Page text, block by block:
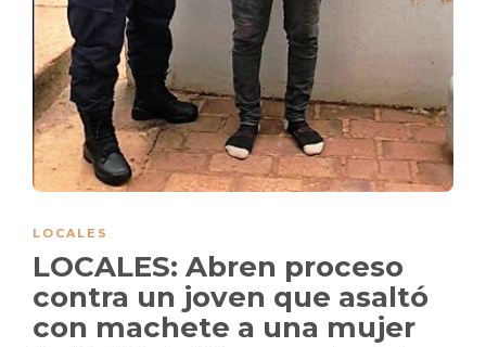
LOCALES
LOCALES: Abren proceso
contra un joven que asaltó
con machete a una mujer